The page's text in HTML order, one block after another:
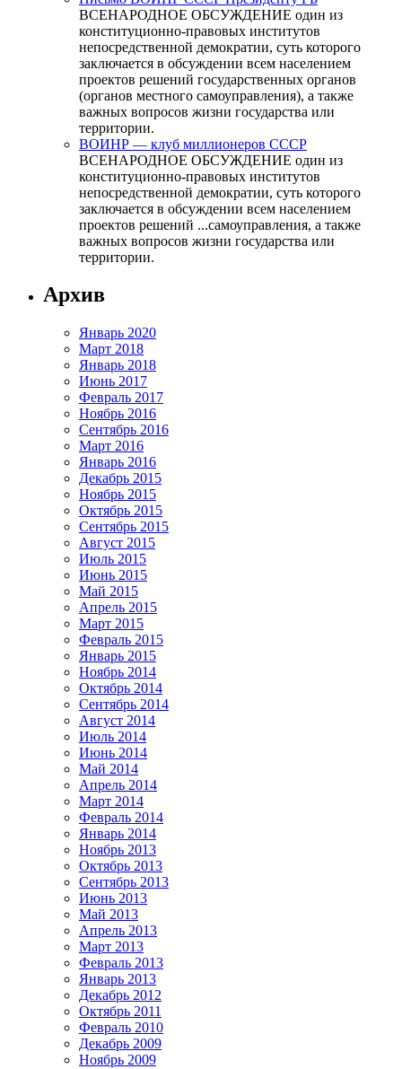
ВСЕНАРОДНОЕ ОБСУЖДЕНИЕ один из
конституционно-правовых институтов
непосредственной демократии, суть которого
заключается в обсуждении всем населением
проектов решений государственных органов
(органов местного самоуправления), а также
важных вопросов жизни государства или
территории.
ВОИНР — клуб миллионеров СССР
ВСЕНАРОДНОЕ ОБСУЖДЕНИЕ один из
конституционно-правовых институтов
непосредственной демократии, суть которого
заключается в обсуждении всем населением
проектов решений ...самоуправления, а также
важных вопросов жизни государства или
территории.
Архив
Январь 2020
Март 2018
Январь 2018
Июнь 2017
Февраль 2017
Ноябрь 2016
Сентябрь 2016
Март 2016
Январь 2016
Декабрь 2015
Ноябрь 2015
Октябрь 2015
Сентябрь 2015
Август 2015
Июль 2015
Июнь 2015
Май 2015
Апрель 2015
Март 2015
Февраль 2015
Январь 2015
Ноябрь 2014
Октябрь 2014
Сентябрь 2014
Август 2014
Июль 2014
Июнь 2014
Май 2014
Апрель 2014
Март 2014
Февраль 2014
Январь 2014
Ноябрь 2013
Октябрь 2013
Сентябрь 2013
Июнь 2013
Май 2013
Апрель 2013
Март 2013
Февраль 2013
Январь 2013
Декабрь 2012
Октябрь 2011
Февраль 2010
Декабрь 2009
Ноябрь 2009